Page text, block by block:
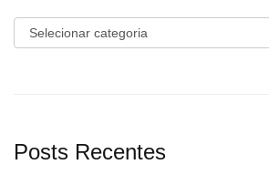
Categorias
Posts Recentes